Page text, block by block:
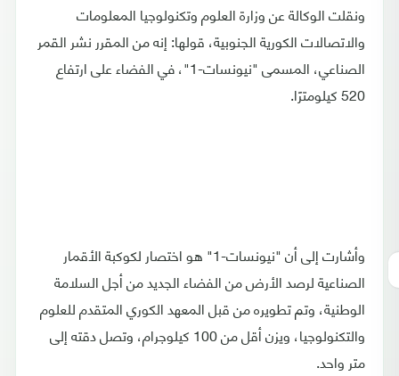
ونقلت الوكالة عن وزارة العلوم وتكنولوجيا المعلومات
والاتصالات الكورية الجنوبية، قولها: إنه من المقرر نشر القمر
الصناعي، المسمى "نيونسات-1"، في الفضاء على ارتفاع
520 كيلومترًا.
وأشارت إلى أن "نيونسات-1" هو اختصار لكوكبة الأقمار
الصناعية لرصد الأرض من الفضاء الجديد من أجل السلامة
الوطنية، وتم تطويره من قبل المعهد الكوري المتقدم للعلوم
والتكنولوجيا، ويزن أقل من 100 كيلوجرام، وتصل دقته إلى
متر واحد.